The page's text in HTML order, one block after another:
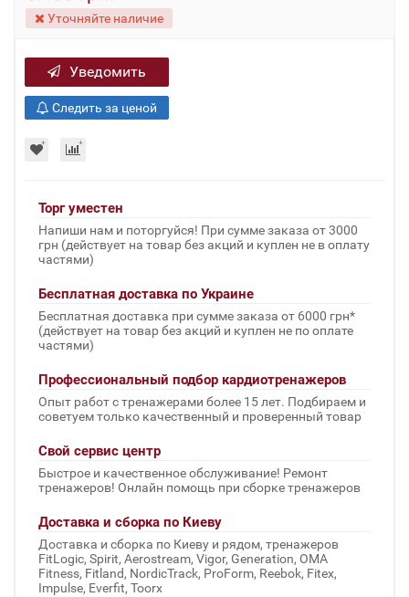
Уточняйте наличие
Уведомить
Следить за ценой
Торг уместен
Напиши нам и поторгуйся! При сумме заказа от 3000
грн (действует на товар без акций и куплен не в оплату
частями)
Бесплатная доставка по Украине
Бесплатная доставка при сумме заказа от 6000 грн*
(действует на товар без акций и куплен не по оплате
частями)
Профессиональный подбор кардиотренажеров
Опыт работ с тренажерами более 15 лет. Подбираем и
советуем только качественный и проверенный товар
Свой сервис центр
Быстрое и качественное обслуживание! Ремонт
тренажеров! Онлайн помощь при сборке тренажеров
Доставка и сборка по Киеву
Доставка и сборка по Киеву и рядом, тренажеров
FitLogic, Spirit, Aerostream, Vigor, Generation, OMA
Fitness, Fitland, NordicTrack, ProForm, Reebok, Fitex,
Impulse, Everfit, Toorx